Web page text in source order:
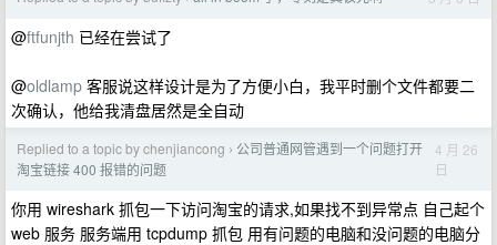
@ftfunjth 已经在尝试了
@oldlamp 客服说这样设计是为了方便小白，我平时删个文件都要二
次确认，他给我清盘居然是全自动
Replied to a topic by chenjiancong › 公司普通网管遇到一个问题打开
淘宝链接 400 报错的问题
4 月 26
日
你用 wireshark 抓包一下访问淘宝的请求,如果找不到异常点 自己起个
web 服务 服务端用 tcpdump 抓包 用有问题的电脑和没问题的电脑分